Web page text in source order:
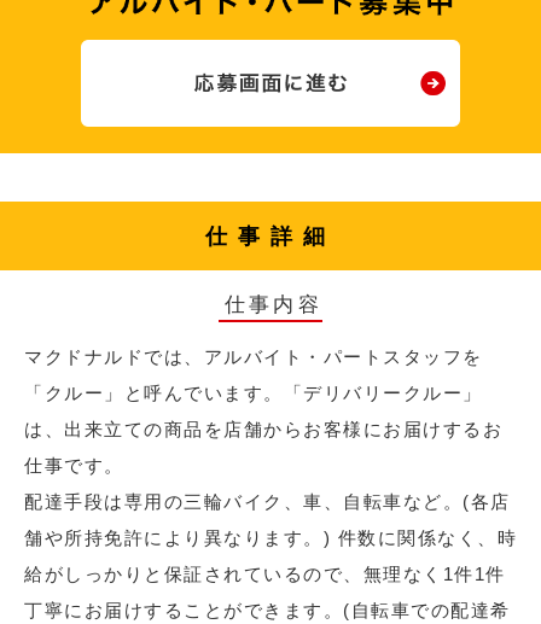
仕事詳細
仕事内容
マクドナルドでは、アルバイト・パートスタッフを
「クルー」と呼んでいます。「デリバリークルー」
は、出来立ての商品を店舗からお客様にお届けするお
仕事です。
配達手段は専用の三輪バイク、車、自転車など。(各店
舗や所持免許により異なります。) 件数に関係なく、時
給がしっかりと保証されているので、無理なく1件1件
丁寧にお届けすることができます。(自転車での配達希